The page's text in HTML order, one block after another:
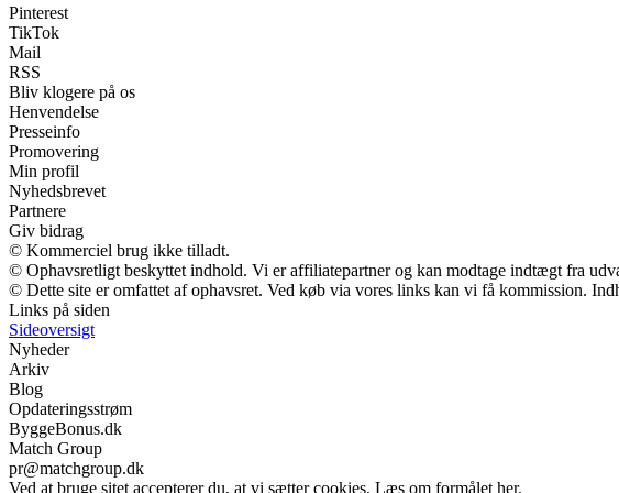
Pinterest
TikTok
Mail
RSS
Bliv klogere på os
Henvendelse
Presseinfo
Promovering
Min profil
Nyhedsbrevet
Partnere
Giv bidrag
© Kommerciel brug ikke tilladt.
© Ophavsretligt beskyttet indhold. Vi er affiliatepartner og kan modtage indtægt fra
© Dette site er omfattet af ophavsret. Ved køb via vores links kan vi få kommission.
Links på siden
Sideoversigt
Nyheder
Arkiv
Blog
Opdateringsstrøm
ByggeBonus.dk
Match Group
pr@matchgroup.dk
Ved at bruge sitet accepterer du, at vi sætter cookies. Læs om formålet her.